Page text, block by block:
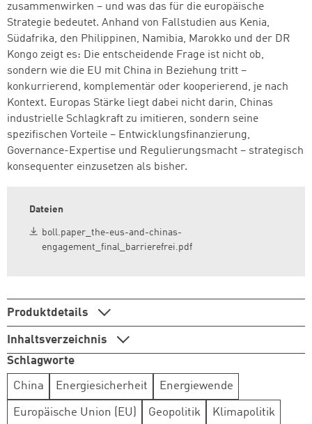
zusammenwirken – und was das für die europäische
Strategie bedeutet. Anhand von Fallstudien aus Kenia,
Südafrika, den Philippinen, Namibia, Marokko und der DR
Kongo zeigt es: Die entscheidende Frage ist nicht ob,
sondern wie die EU mit China in Beziehung tritt –
konkurrierend, komplementär oder kooperierend, je nach
Kontext. Europas Stärke liegt dabei nicht darin, Chinas
industrielle Schlagkraft zu imitieren, sondern seine
spezifischen Vorteile – Entwicklungsfinanzierung,
Governance-Expertise und Regulierungsmacht – strategisch
konsequenter einzusetzen als bisher.
Dateien
boll.paper_the-eus-and-chinas-
engagement_final_barrierefrei.pdf
Produktdetails
Inhaltsverzeichnis
Schlagworte
China Energiesicherheit Energiewende
Europäische Union (EU) Geopolitik Klimapolitik
Zum Warenkorb
weiter lesen Zum Warenkorb